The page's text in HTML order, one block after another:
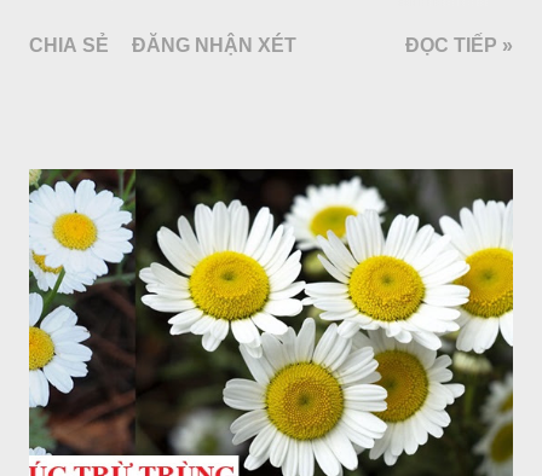
CHIA SẺ ĐĂNG NHẬN XÉT ĐỌC TIẾP »